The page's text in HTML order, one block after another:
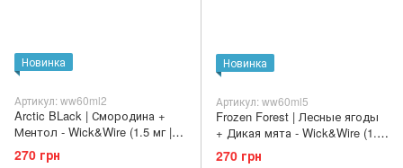
Новинка
Артикул: ww60ml2
Arctic BLack | Смородина +
Ментол - Wick&Wire (1.5 мг |
60 мл)
270 грн
Новинка
Артикул: ww60ml5
Frozen Forest | Лесные ягоды
+ Дикая мята - Wick&Wire (1.5
мг | 60 мл)
270 грн